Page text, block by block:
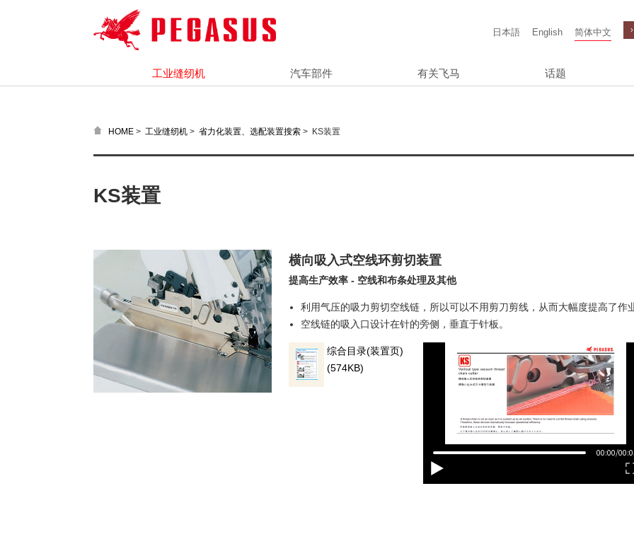
日本語 English 简体中文
工业缝纫机 汽车部件 有关飞马 话题
HOME > 工业缝纫机 > 省力化装置、选配装置搜索 > KS装置
KS装置
横向吸入式空线环剪切装置
提高生产效率 - 空线和布条处理及其他
利用气压的吸力剪切空线链，所以可以不用剪刀剪线，从而大幅度提高了作
空线链的吸入口设计在针的旁侧，垂直于针板。
综合目录(装置页)
(574KB)